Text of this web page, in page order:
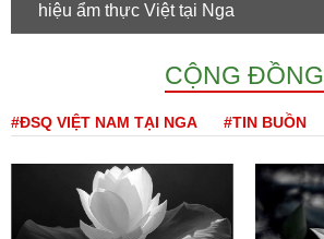
hiệu ẩm thực Việt tại Nga
CỘNG ĐỒNG
#ĐSQ VIỆT NAM TẠI NGA #TIN BUỒN